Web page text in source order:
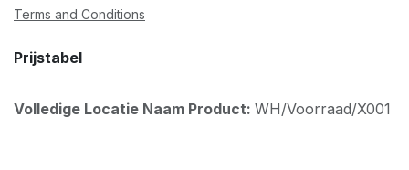
Terms and Conditions
Prijstabel
Volledige Locatie Naam Product: WH/Voorraad/X001